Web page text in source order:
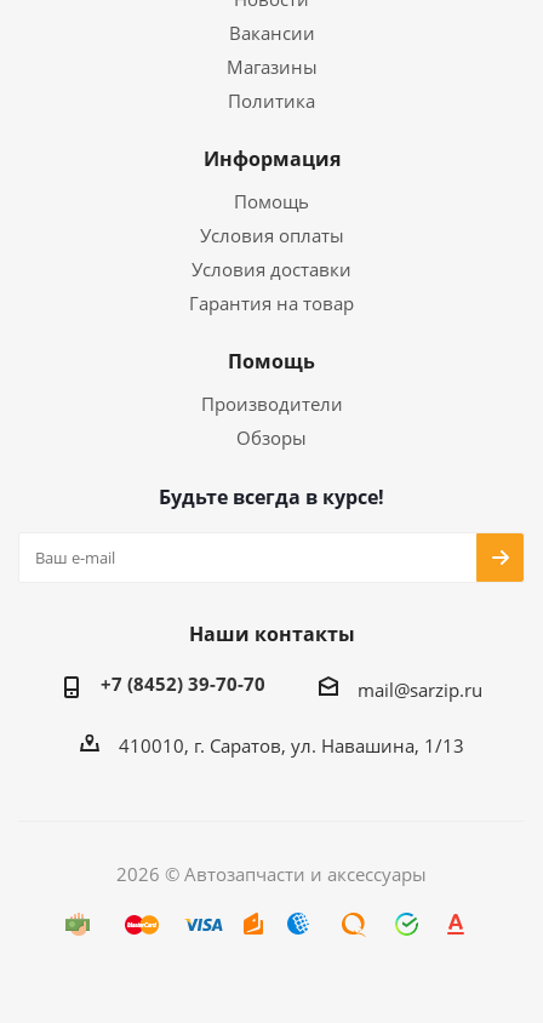
Вакансии
Магазины
Политика
Информация
Помощь
Условия оплаты
Условия доставки
Гарантия на товар
Помощь
Производители
Обзоры
Будьте всегда в курсе!
Наши контакты
+7 (8452) 39-70-70 mail@sarzip.ru
410010, г. Саратов, ул. Навашина, 1/13
2026 © Автозапчасти и аксессуары